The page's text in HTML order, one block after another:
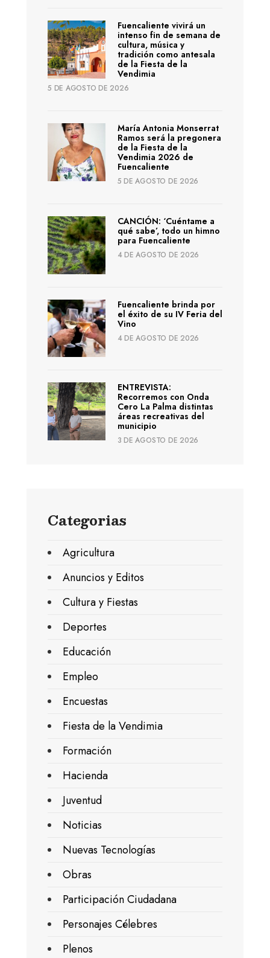
Fuencaliente vivirá un
intenso fin de semana de
cultura, música y
tradición como antesala
de la Fiesta de la
Vendimia
5 DE AGOSTO DE 2026
María Antonia Monserrat
Ramos será la pregonera
de la Fiesta de la
Vendimia 2026 de
Fuencaliente
5 DE AGOSTO DE 2026
CANCIÓN: ‘Cuéntame a
qué sabe’, todo un himno
para Fuencaliente
4 DE AGOSTO DE 2026
Fuencaliente brinda por
el éxito de su IV Feria del
Vino
4 DE AGOSTO DE 2026
ENTREVISTA:
Recorremos con Onda
Cero La Palma distintas
áreas recreativas del
municipio
3 DE AGOSTO DE 2026
Categorias
Agricultura
Anuncios y Editos
Cultura y Fiestas
Deportes
Educación
Empleo
Encuestas
Fiesta de la Vendimia
Formación
Hacienda
Juventud
Noticias
Nuevas Tecnologías
Obras
Participación Ciudadana
Personajes Célebres
Plenos